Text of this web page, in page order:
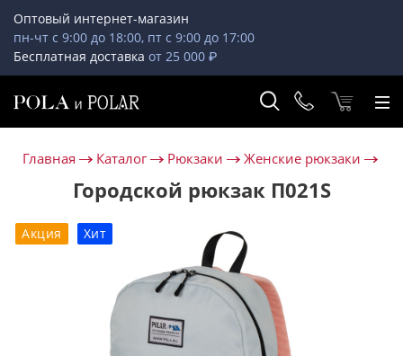
Оптовый интернет-магазин
пн-чт с 9:00 до 18:00, пт с 9:00 до 17:00
Бесплатная доставка от 25 000 ₽
Главная Каталог Рюкзаки Женские рюкзаки
Городской рюкзак П021S
Акция Хит